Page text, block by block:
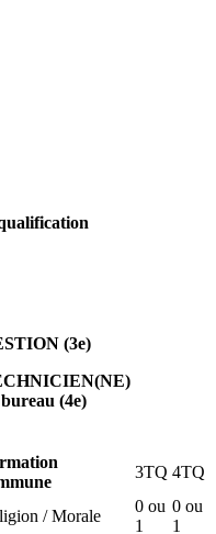
(3e)
(4e)
3TQ 4TQ
/ Morale
0 ou
1
0 ou
1